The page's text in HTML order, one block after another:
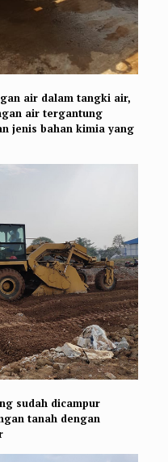
air dalam tangki air,
air tergantung
jenis bahan kimia yang
sudah dicampur
tanah dengan